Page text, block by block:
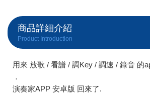
商品詳細介紹
Product Introduction
用來 放歌 / 看譜 / 調Key / 調速 / 錄音 的
．
​演奏家APP 安卓版 回來了.